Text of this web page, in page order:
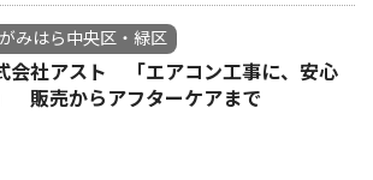
みはら中央区・緑区
会社アスト 「エアコン工事に、安心
販売からアフターケアまで